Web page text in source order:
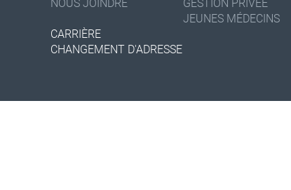
JEUNES MÉDECINS
CARRIÈRE
CHANGEMENT D'ADRESSE